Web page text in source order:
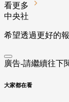
看更多
中央社
希望透過更好的
廣告-請繼續往下
大家都在看